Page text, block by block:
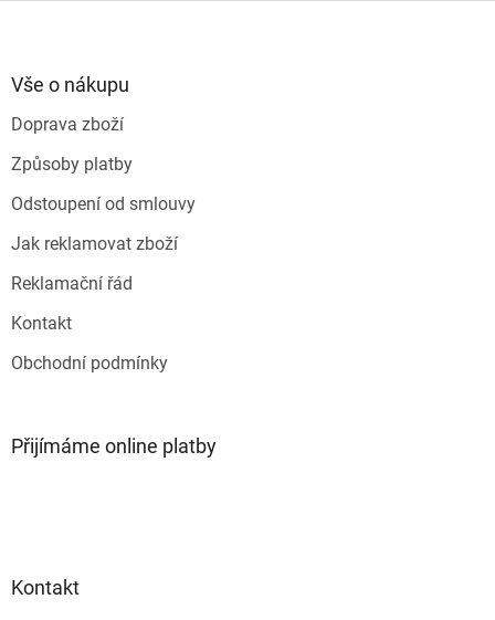
Vše o nákupu
Doprava zboží
Způsoby platby
Odstoupení od smlouvy
Jak reklamovat zboží
Reklamační řád
Kontakt
Obchodní podmínky
Přijímáme online platby
Kontakt